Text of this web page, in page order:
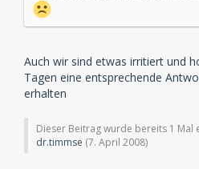
Auch wir sind etwas irritiert und
Tagen eine entsprechende
erhalten
Dieser Beitrag wurde bereits 1 Mal
dr.timmse (7. April 2008)